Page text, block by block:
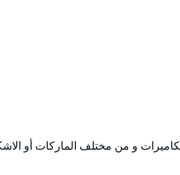
و من مختلف الماركات أو